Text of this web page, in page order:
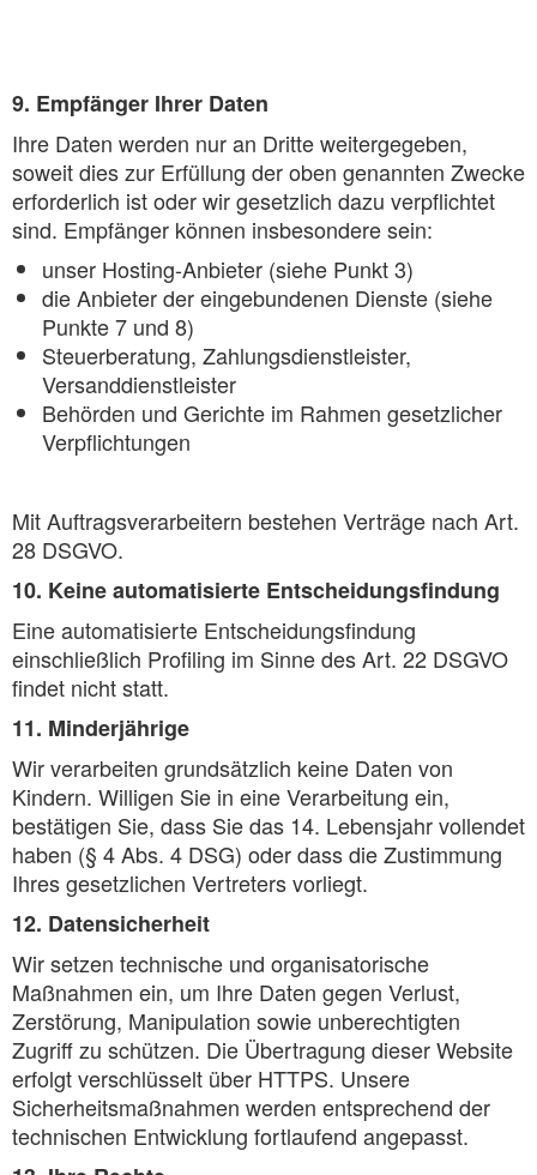
9. Empfänger Ihrer Daten
Ihre Daten werden nur an Dritte weitergegeben,
soweit dies zur Erfüllung der oben genannten Zwecke
erforderlich ist oder wir gesetzlich dazu verpflichtet
sind. Empfänger können insbesondere sein:
unser Hosting-Anbieter (siehe Punkt 3)
die Anbieter der eingebundenen Dienste (siehe
Punkte 7 und 8)
Steuerberatung, Zahlungsdienstleister,
Versanddienstleister
Behörden und Gerichte im Rahmen gesetzlicher
Verpflichtungen
Mit Auftragsverarbeitern bestehen Verträge nach Art.
28 DSGVO.
10. Keine automatisierte Entscheidungsfindung
Eine automatisierte Entscheidungsfindung
einschließlich Profiling im Sinne des Art. 22 DSGVO
findet nicht statt.
11. Minderjährige
Wir verarbeiten grundsätzlich keine Daten von
Kindern. Willigen Sie in eine Verarbeitung ein,
bestätigen Sie, dass Sie das 14. Lebensjahr vollendet
haben (§ 4 Abs. 4 DSG) oder dass die Zustimmung
Ihres gesetzlichen Vertreters vorliegt.
12. Datensicherheit
Wir setzen technische und organisatorische
Maßnahmen ein, um Ihre Daten gegen Verlust,
Zerstörung, Manipulation sowie unberechtigten
Zugriff zu schützen. Die Übertragung dieser Website
erfolgt verschlüsselt über HTTPS. Unsere
Sicherheitsmaßnahmen werden entsprechend der
technischen Entwicklung fortlaufend angepasst.